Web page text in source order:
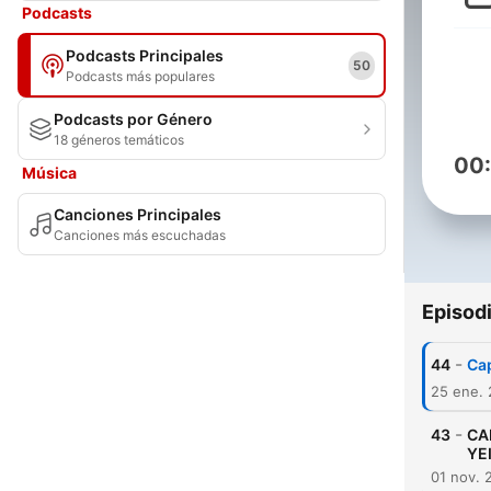
Podcasts
Podcasts Principales
Podcasts más populares
50
Podcasts por Género
18 géneros temáticos
Música
Canciones Principales
Canciones más escuchadas
44 -
25 ene.
43 -
01 nov.